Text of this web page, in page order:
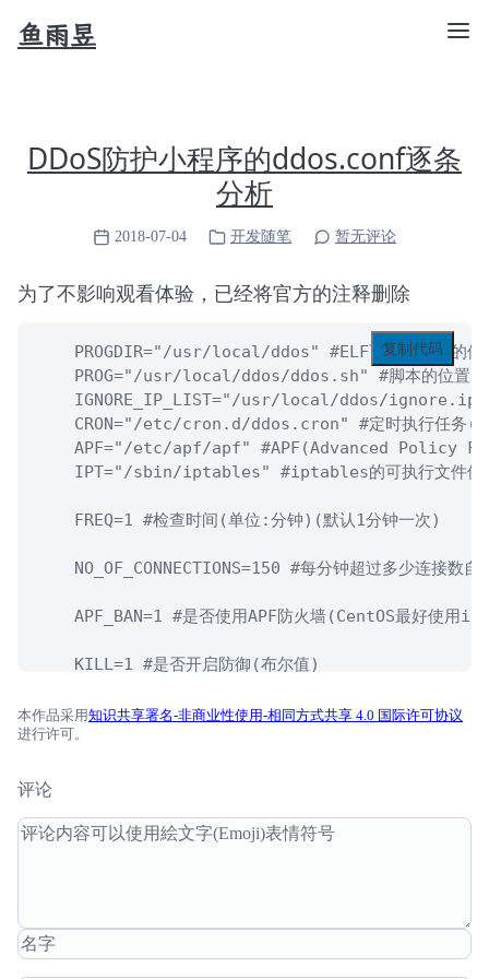
鱼雨昱
DDoS防护小程序的ddos.conf逐条
分析
2018-07-04 开发随笔 暂无评论
为了不影响观看体验，已经将官方的注释删除
复制代码
PROGDIR="/usr/local/ddos" #ELF可执行文件的位
    PROG="/usr/local/ddos/ddos.sh" #脚本的位置
IGNORE_IP_LIST="/usr/local/ddos/
CRON="/etc/cron.d/ddos.cron" #定时执行任务
APF="/etc/apf/apf" #APF(Advanced Policy
IPT="/sbin/iptables" #iptables的可执行文件位
    FREQ=1 #检查时间(单位:分钟)(默认1分钟一次)
NO_OF_CONNECTIONS=150 #每分钟超过多少连接数自
APF_BAN=1 #是否使用APF防火墙(CentOS最好使用
    KILL=1 #是否开启防御(布尔值)
EMAIL_TO="E-MAIL ADDRESS" #发现攻击后向邮箱发
本作品采用知识共享署名-非商业性使用-相同方式共享 4.0 国际许可协议
进行许可。
评论